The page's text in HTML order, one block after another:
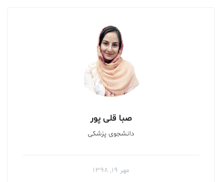
صبا قلی پور
دانشجوی پزشکی
مهر ۱۹, ۱۳۹۸